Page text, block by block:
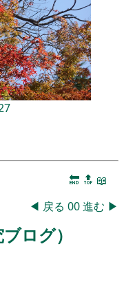
🔚 🔝 📖
◀ 戻る 00進む ▶
ログ）